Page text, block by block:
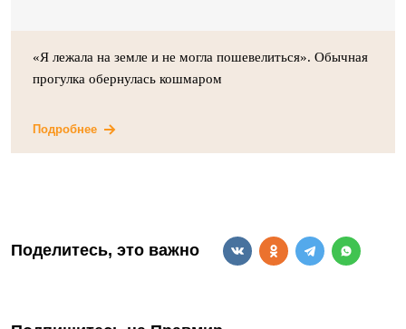
«Я лежала на земле и не могла пошевелиться». Обычная
прогулка обернулась кошмаром
Подробнее
Поделитесь, это важно